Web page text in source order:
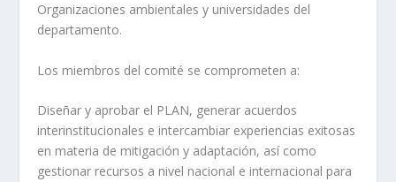
Organizaciones ambientales y universidades del
departamento.
Los miembros del comité se comprometen a:
Diseñar y aprobar el PLAN, generar acuerdos
interinstitucionales e intercambiar experiencias exitosas
en materia de mitigación y adaptación, así como
gestionar recursos a nivel nacional e internacional para